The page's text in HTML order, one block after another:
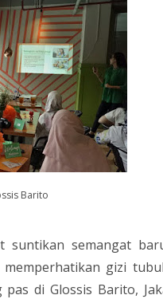
Barito
suntikan semangat
gizi
di Glossis Barito,